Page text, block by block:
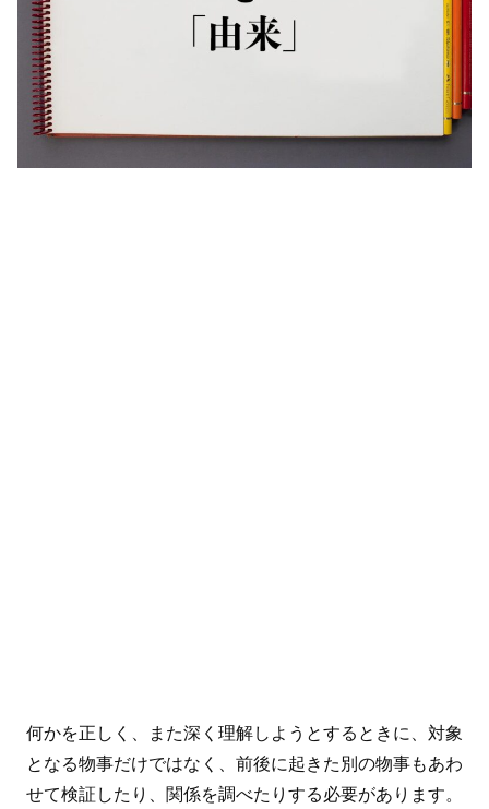
何かを正しく、また深く理解しようとするときに、対象
となる物事だけではなく、前後に起きた別の物事もあわ
せて検証したり、関係を調べたりする必要があります。